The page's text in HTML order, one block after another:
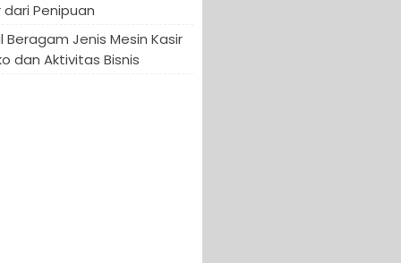
Penipuan
Beragam Jenis Mesin Kasir
dan Aktivitas Bisnis